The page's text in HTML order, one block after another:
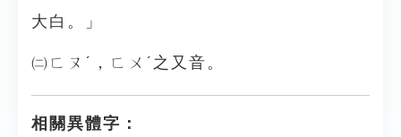
大白。」
㈡ㄈㄡˊ，ㄈㄨˊ之又音。
相關異體字：